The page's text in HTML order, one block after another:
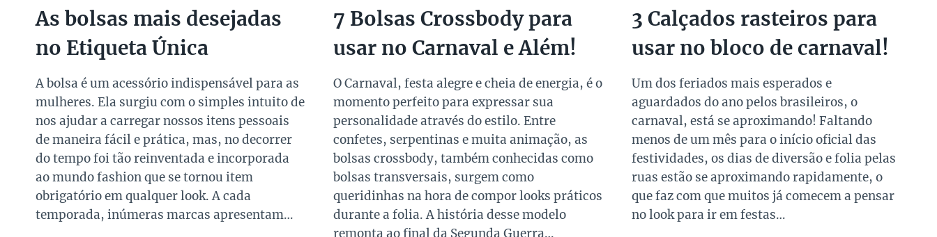
As bolsas mais desejadas
no Etiqueta Única
A bolsa é um acessório indispensável para as
mulheres. Ela surgiu com o simples intuito de
nos ajudar a carregar nossos itens pessoais
de maneira fácil e prática, mas, no decorrer
do tempo foi tão reinventada e incorporada
ao mundo fashion que se tornou item
obrigatório em qualquer look. A cada
temporada, inúmeras marcas apresentam…
7 Bolsas Crossbody para
usar no Carnaval e Além!
O Carnaval, festa alegre e cheia de energia, é o
momento perfeito para expressar sua
personalidade através do estilo. Entre
confetes, serpentinas e muita animação, as
bolsas crossbody, também conhecidas como
bolsas transversais, surgem como
queridinhas na hora de compor looks práticos
durante a folia. A história desse modelo
remonta ao final da Segunda Guerra…
3 Calçados rasteiros para
usar no bloco de carnaval!
Um dos feriados mais esperados e
aguardados do ano pelos brasileiros, o
carnaval, está se aproximando! Faltando
menos de um mês para o início oficial das
festividades, os dias de diversão e folia pelas
ruas estão se aproximando rapidamente, o
que faz com que muitos já comecem a pensar
no look para ir em festas…